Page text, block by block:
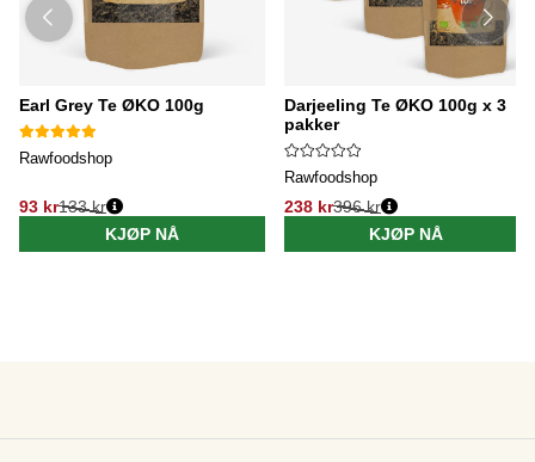
Earl Grey Te ØKO 100g
Rawfoodshop
93 kr133 kr
KJØP NÅ
Darjeeling Te ØKO 100g x 3
pakker
Rawfoodshop
238 kr396 kr
KJØP NÅ